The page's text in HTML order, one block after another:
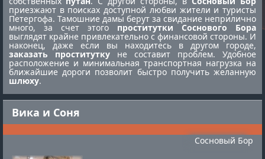
Вика и Соня
Сосновый Бор
приезжают в поисках доступной любви жители и туристы
Петергофа. Тамошние дамы берут за свидание неприлично
много, за счет этого проститутки Соснового Бора
выглядят крайне привлекательно с финансовой стороны. И
наконец, даже если вы находитесь в другом городе,
заказать проститутку не составит проблем. Удобное
расположение и минимальная транспортная нагрузка на
ближайшие дороги позволит быстро получить желанную
шлюху.